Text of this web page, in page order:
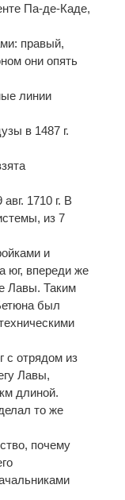
Па-де-Каде,
правый,
они опять
линии
в 1487 г.
1710 г. В
из 7
и
юг, впереди же
Лавы. Таким
был
с отрядом из
Лавы,
длиной.
то же
почему